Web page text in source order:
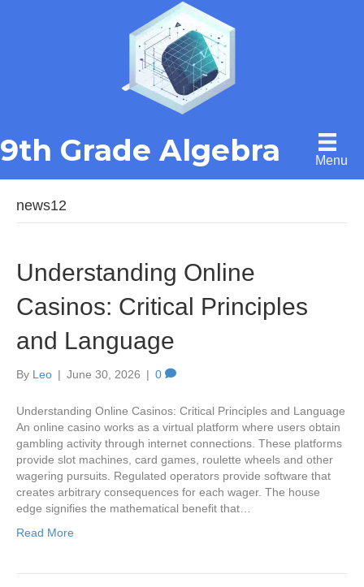
9th Grade Algebra Menu
news12
Understanding Online
Casinos: Critical Principles
and Language
By Leo | June 30, 2026 | 0
Understanding Online Casinos: Critical Principles and Language
An online casino works as a virtual platform where users obtain
gambling activity through internet connections. These platforms
provide slot machines, card games, roulette wheels and other
wagering pursuits. Regulated operators provide software that
creates arbitrary consequences for each wager. The house
edge signifies the mathematical benefit that…
Read More